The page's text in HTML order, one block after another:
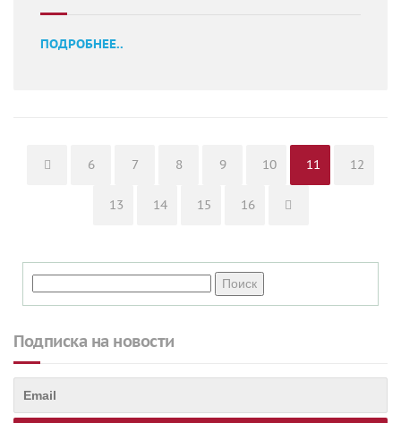
ПОДРОБНЕЕ..
Page
6 Page
7 Page
8 Page
9 Page
10 Page
11 Page
12
Page
13 Page
14 Page
15 Page
16
Подписка на новости